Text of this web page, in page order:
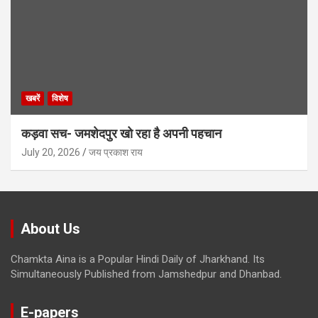
खबरें विशेष
कड़वा सच- जमशेदपुर खो रहा है अपनी पहचान
July 20, 2026 जय प्रकाश राय
About Us
Chamkta Aina is a Popular Hindi Daily of Jharkhand. Its
Simultaneously Published from Jamshedpur and Dhanbad.
E-papers